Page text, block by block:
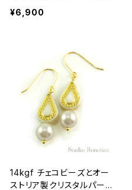
おしゃれ 女性 男性 ユニセ
ックス ブルーフラッシュクリ
¥6,900
14kgf チェコビーズとオー
ストリア製クリスタルパール